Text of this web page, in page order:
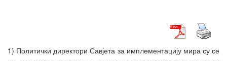
1) Политички директори Савјета за имплементацију мира су се